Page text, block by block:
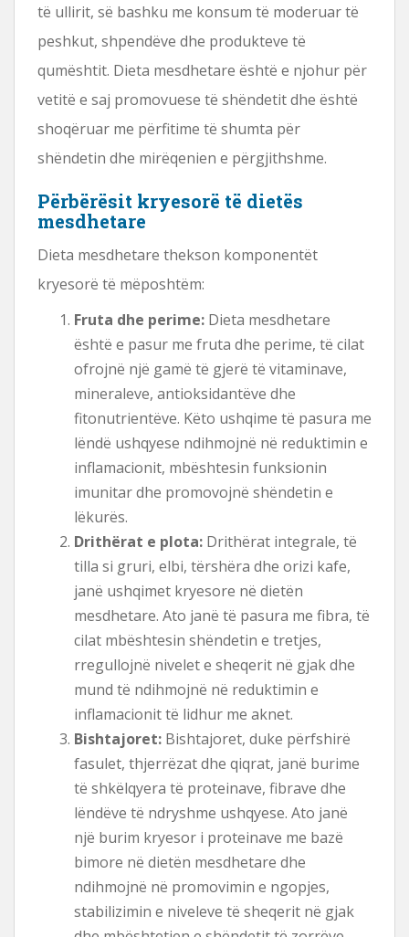
të ullirit, së bashku me konsum të moderuar të
peshkut, shpendëve dhe produkteve të
qumështit. Dieta mesdhetare është e njohur për
vetitë e saj promovuese të shëndetit dhe është
shoqëruar me përfitime të shumta për
shëndetin dhe mirëqenien e përgjithshme.
Përbërësit kryesorë të dietës
mesdhetare
Dieta mesdhetare thekson komponentët
kryesorë të mëposhtëm:
Fruta dhe perime: Dieta mesdhetare
është e pasur me fruta dhe perime, të cilat
ofrojnë një gamë të gjerë të vitaminave,
mineraleve, antioksidantëve dhe
fitonutrientëve. Këto ushqime të pasura me
lëndë ushqyese ndihmojnë në reduktimin e
inflamacionit, mbështesin funksionin
imunitar dhe promovojnë shëndetin e
lëkurës.
Drithërat e plota: Drithërat integrale, të
tilla si gruri, elbi, tërshëra dhe orizi kafe,
janë ushqimet kryesore në dietën
mesdhetare. Ato janë të pasura me fibra, të
cilat mbështesin shëndetin e tretjes,
rregullojnë nivelet e sheqerit në gjak dhe
mund të ndihmojnë në reduktimin e
inflamacionit të lidhur me aknet.
Bishtajoret: Bishtajoret, duke përfshirë
fasulet, thjerrëzat dhe qiqrat, janë burime
të shkëlqyera të proteinave, fibrave dhe
lëndëve të ndryshme ushqyese. Ato janë
një burim kryesor i proteinave me bazë
bimore në dietën mesdhetare dhe
ndihmojnë në promovimin e ngopjes,
stabilizimin e niveleve të sheqerit në gjak